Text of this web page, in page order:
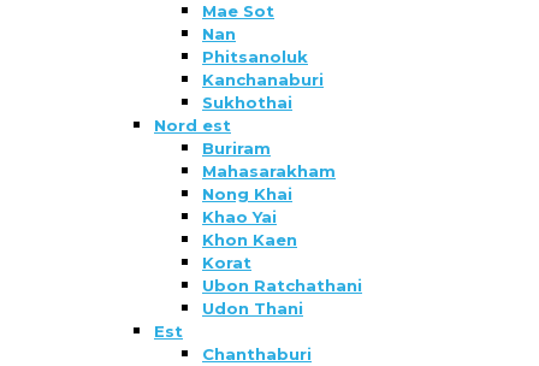
Mae Sot
Nan
Phitsanoluk
Kanchanaburi
Sukhothai
Nord est
Buriram
Mahasarakham
Nong Khai
Khao Yai
Khon Kaen
Korat
Ubon Ratchathani
Udon Thani
Est
Chanthaburi